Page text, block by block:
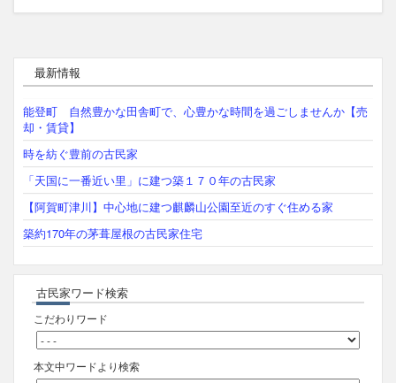
最新情報
能登町 自然豊かな田舎町で、心豊かな時間を過ごしませんか【売
却・賃貸】
時を紡ぐ豊前の古民家
「天国に一番近い里」に建つ築１７０年の古民家
【阿賀町津川】中心地に建つ麒麟山公園至近のすぐ住める家
築約170年の茅葺屋根の古民家住宅
古民家ワード検索
こだわりワード
本文中ワードより検索